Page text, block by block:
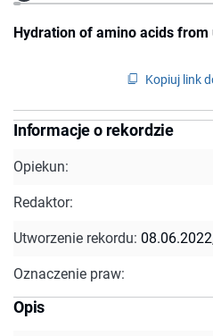
Hydration of amino acids
Kopiuj link
Informacje o rekordzie
Opiekun:
Redaktor:
Utworzenie rekordu:
Oznaczenie praw:
Opis